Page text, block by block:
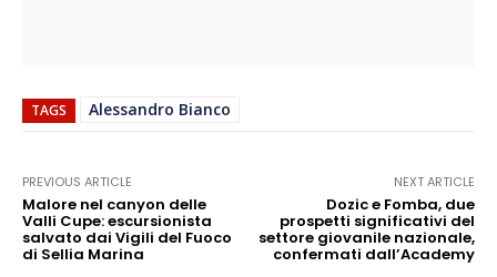
TAGS Alessandro Bianco
PREVIOUS ARTICLE
Malore nel canyon delle
Valli Cupe: escursionista
salvato dai Vigili del Fuoco
di Sellia Marina
NEXT ARTICLE
Dozic e Fomba, due
prospetti significativi del
settore giovanile nazionale,
confermati dall’Academy